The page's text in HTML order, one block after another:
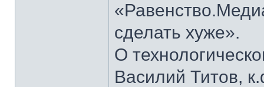
сделать хуже».
О
Василий Титов,